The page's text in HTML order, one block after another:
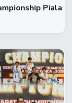
Piala